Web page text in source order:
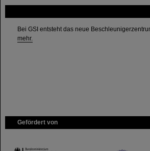
Bei GSI entsteht das neue
mehr.
Gefördert von
HMWK